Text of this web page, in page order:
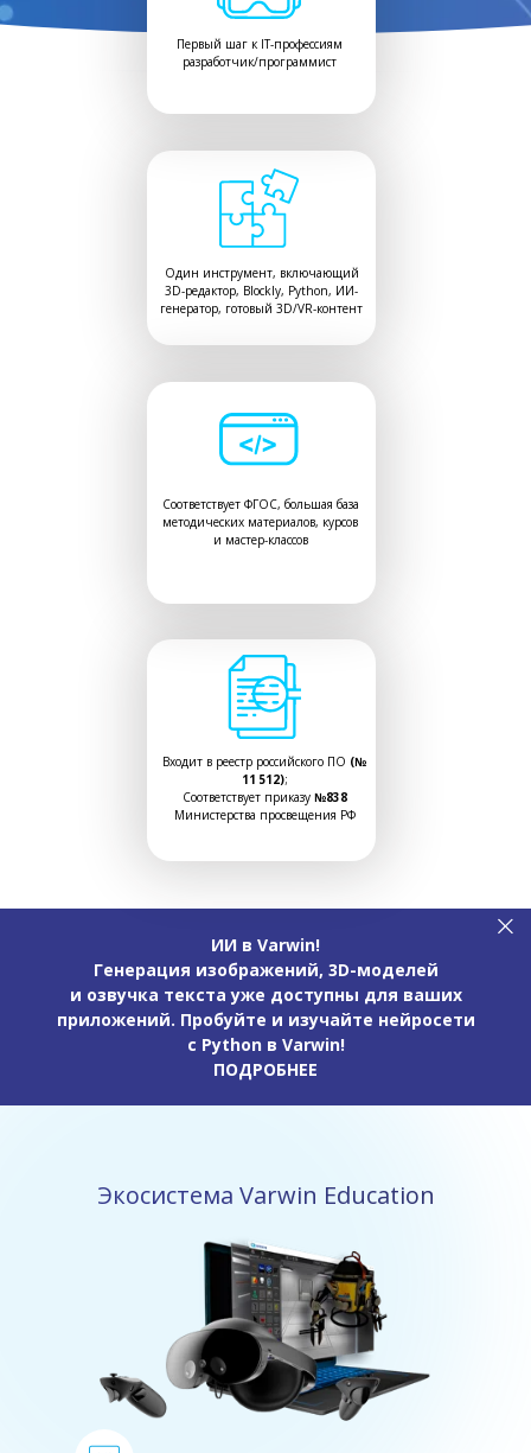
Входит в реестр российского ПО (№
11 512);
Соответствует приказу №838
Министерства просвещения РФ
Один инструмент, включающий
3D-редактор, Blockly, Python, ИИ-
генератор, готовый 3D/VR-контент
Соответствует ФГОС, большая база
методических материалов, курсов
и мастер-классов
Первый шаг к IT-профессиям
разработчик/программист
ИИ в Varwin!
Генерация изображений, 3D-моделей
и озвучка текста уже доступны для ваших
приложений. Пробуйте и изучайте нейросети
с Python в Varwin!
ПОДРОБНЕЕ
Экосистема Varwin Education